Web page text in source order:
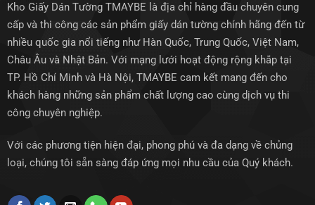
Kho Giấy Dán Tường TMAYBE là địa chỉ hàng đầu chuyên cung
cấp và thi công các sản phẩm giấy dán tường chính hãng đến từ
nhiều quốc gia nổi tiếng như Hàn Quốc, Trung Quốc, Việt Nam,
Châu Âu và Nhật Bản. Với mạng lưới hoạt động rộng khắp tại
TP. Hồ Chí Minh và Hà Nội, TMAYBE cam kết mang đến cho
khách hàng những sản phẩm chất lượng cao cùng dịch vụ thi
công chuyên nghiệp.
Với các phương tiện hiện đại, phong phú và đa dạng về chủng
loại, chúng tôi sẵn sàng đáp ứng mọi nhu cầu của Quý khách.